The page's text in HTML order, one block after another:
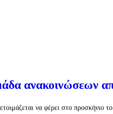
ανακοινώσεων
να φέρει στο